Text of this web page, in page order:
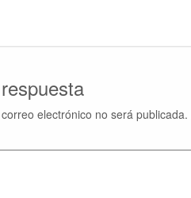
electrónico no será publicada.